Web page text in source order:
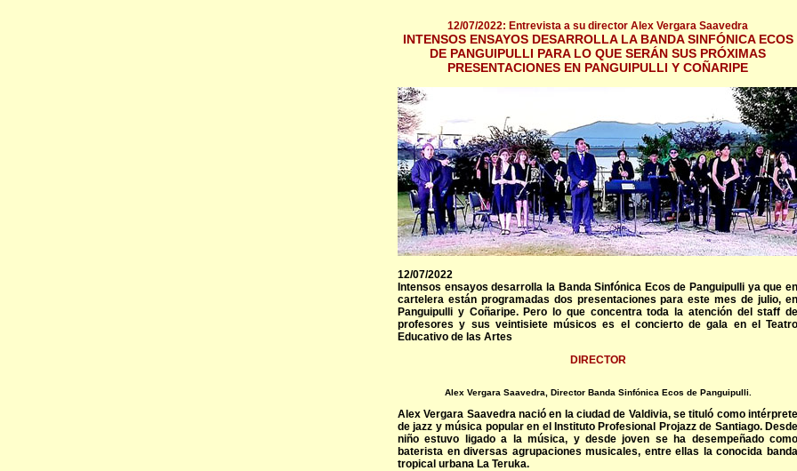
12/07/2022: Entrevista a su director Alex Vergara Saavedra
INTENSOS ENSAYOS DESARROLLA LA BANDA SINFÓNICA ECOS
DE PANGUIPULLI PARA LO QUE SERÁN SUS PRÓXIMAS
PRESENTACIONES EN PANGUIPULLI Y COÑARIPE
12/07/2022
Intensos ensayos desarrolla la Banda Sinfónica Ecos de Panguipulli ya que en
cartelera están programadas dos presentaciones para este mes de julio, en
Panguipulli y Coñaripe. Pero lo que concentra toda la atención del staff de
profesores y sus veintisiete músicos es el concierto de gala en el Teatro
Educativo de las Artes
DIRECTOR
Alex Vergara Saavedra, Director Banda Sinfónica Ecos de Panguipulli.
Alex Vergara Saavedra nació en la ciudad de Valdivia, se tituló como intérprete
de jazz y música popular en el Instituto Profesional Projazz de Santiago. Desde
niño estuvo ligado a la música, y desde joven se ha desempeñado como
baterista en diversas agrupaciones musicales, entre ellas la conocida banda
tropical urbana La Teruka.